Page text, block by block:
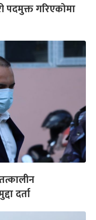
पदमुक्त गरिएकोमा
दर्ता